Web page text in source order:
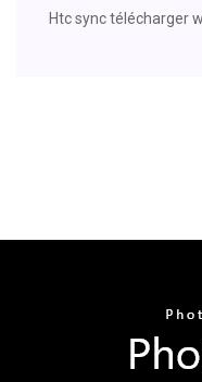
Htc sync télécharger